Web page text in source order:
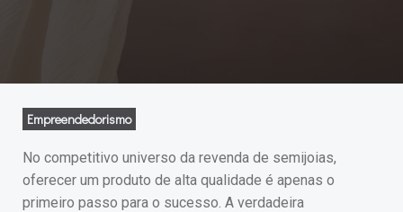
Empreendedorismo
No competitivo universo da revenda de semijoias,
oferecer um produto de alta qualidade é apenas o
primeiro passo para o sucesso. A verdadeira